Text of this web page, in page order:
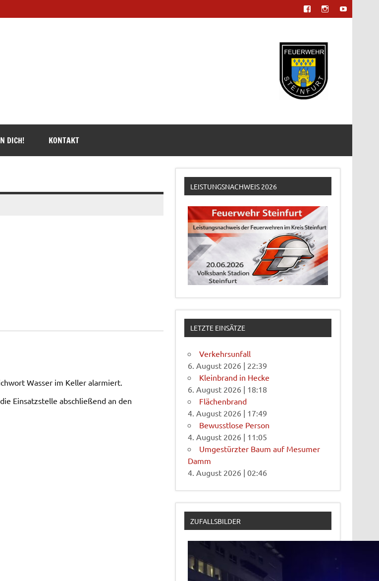
DICH! KONTAKT
Wasser im Keller alarmiert.
Einsatzstelle abschließend an den
LEISTUNGSNACHWEIS 2026
LETZTE EINSÄTZE
Verkehrsunfall
6. August 2026 | 22:39
Kleinbrand in Hecke
6. August 2026 | 18:18
Flächenbrand
4. August 2026 | 17:49
Bewusstlose Person
4. August 2026 | 11:05
Umgestürzter Baum auf Mesumer
Damm
4. August 2026 |02:46
ZUFALLSBILDER